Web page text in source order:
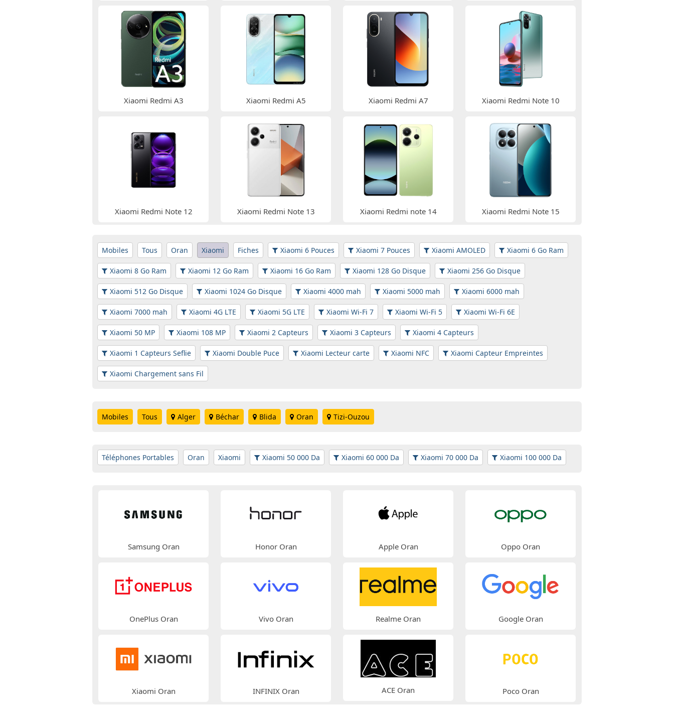
Xiaomi Redmi A3 Xiaomi Redmi A5 Xiaomi Redmi A7 Xiaomi Redmi Note 10
Xiaomi Redmi Note 12 Xiaomi Redmi Note 13 Xiaomi Redmi note 14 Xiaomi Redmi Note 15
Mobiles Tous Oran Xiaomi Fiches Xiaomi 6 Pouces Xiaomi 7 Pouces Xiaomi AMOLED Xiaomi 6 Go Ram
Xiaomi 8 Go Ram Xiaomi 12 Go Ram Xiaomi 16 Go Ram Xiaomi 128 Go Disque Xiaomi 256 Go Disque
Xiaomi 512 Go Disque Xiaomi 1024 Go Disque Xiaomi 4000 mah Xiaomi 5000 mah Xiaomi 6000 mah
Xiaomi 7000 mah Xiaomi 4G LTE Xiaomi 5G LTE Xiaomi Wi-Fi 7 Xiaomi Wi-Fi 5 Xiaomi Wi-Fi 6E
Xiaomi 50 MP Xiaomi 108 MP Xiaomi 2 Capteurs Xiaomi 3 Capteurs Xiaomi 4 Capteurs
Xiaomi 1 Capteurs Seflie Xiaomi Double Puce Xiaomi Lecteur carte Xiaomi NFC Xiaomi Capteur Empreintes
Xiaomi Chargement sans Fil
Mobiles Tous Alger Béchar Blida Oran Tizi-Ouzou
Téléphones Portables Oran Xiaomi Xiaomi 50 000 Da Xiaomi 60 000 Da Xiaomi 70 000 Da Xiaomi 100 000 Da
Samsung Oran Honor Oran Apple Oran Oppo Oran
OnePlus Oran Vivo Oran Realme Oran Google Oran
Xiaomi Oran INFINIX Oran ACE Oran Poco Oran